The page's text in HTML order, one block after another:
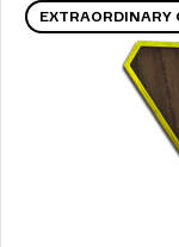
EXTRAORDINARY